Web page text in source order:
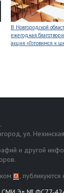
В Новгородской
ежегодная
акция «Готовимся к
ул.
и другой
,